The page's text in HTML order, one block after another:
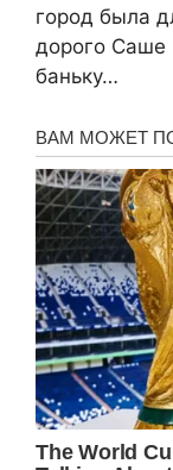
город была
дорого Саше
баньку…